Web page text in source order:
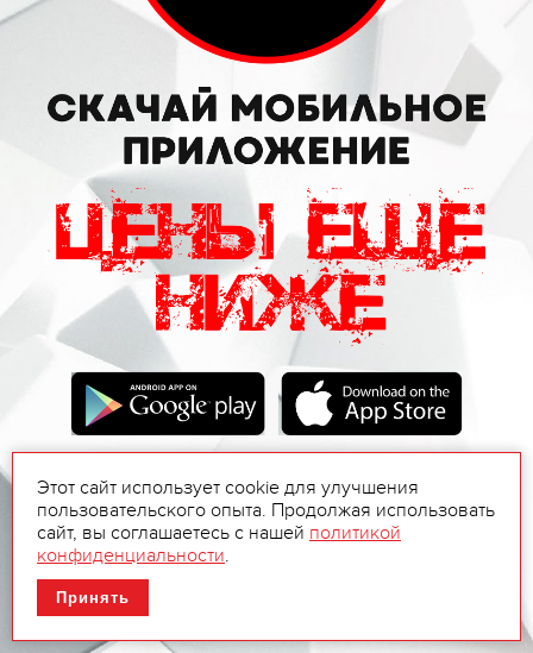
Этот сайт использует cookie для улучшения
пользовательского опыта. Продолжая использовать
сайт, вы соглашаетесь с нашей политикой
конфиденциальности.
Принять